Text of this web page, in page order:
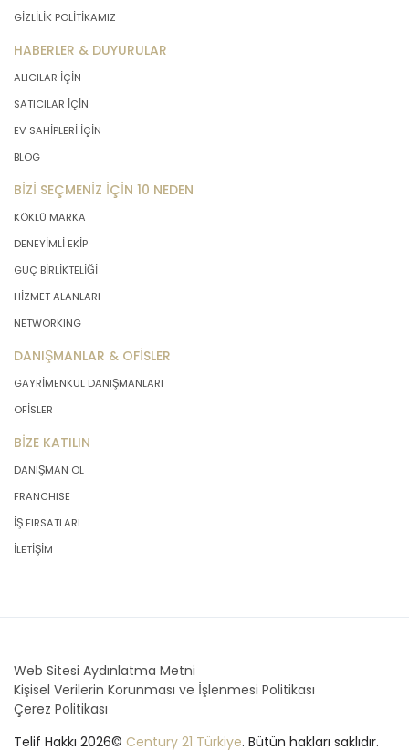
GİZLİLİK POLİTİKAMIZ
HABERLER & DUYURULAR
ALICILAR İÇİN
SATICILAR İÇİN
EV SAHİPLERİ İÇİN
BLOG
BİZİ SEÇMENİZ İÇİN 10 NEDEN
KÖKLÜ MARKA
DENEYİMLİ EKİP
GÜÇ BİRLİKTELİĞİ
HİZMET ALANLARI
NETWORKING
DANIŞMANLAR & OFİSLER
GAYRİMENKUL DANIŞMANLARI
OFİSLER
BİZE KATILIN
DANIŞMAN OL
FRANCHISE
İŞ FIRSATLARI
İLETİŞİM
Web Sitesi Aydınlatma Metni
Kişisel Verilerin Korunması ve İşlenmesi Politikası
Çerez Politikası
Telif Hakkı 2026© Century 21 Türkiye. Bütün hakları saklıdır.